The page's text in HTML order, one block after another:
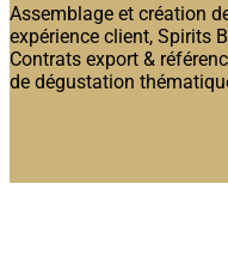
Assemblage et création
expérience client, Spirits
Contrats export &
de dégustation